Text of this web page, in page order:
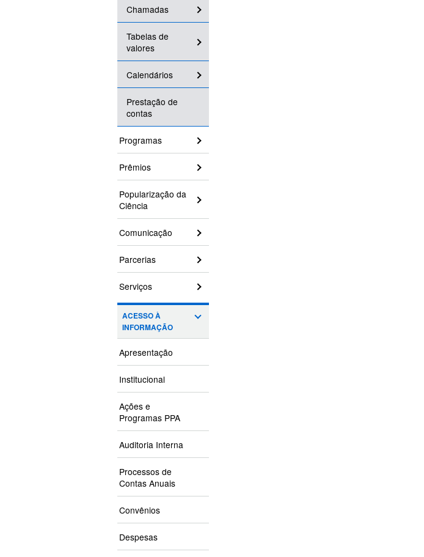
Chamadas
Tabelas de
valores
Calendários
Prestação de
contas
Programas
Prêmios
Popularização da
Ciência
Comunicação
Parcerias
Serviços
ACESSO À
INFORMAÇÃO
Apresentação
Institucional
Ações e
Programas PPA
Auditoria Interna
Processos de
Contas Anuais
Convênios
Despesas